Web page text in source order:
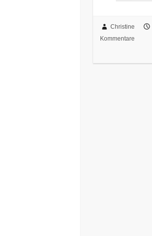
Christine
Kommentare